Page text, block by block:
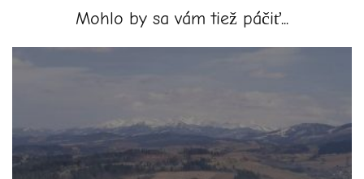
Mohlo by sa vám tiež páčiť...